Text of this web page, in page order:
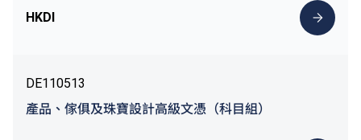
HKDI
DE110513
產品、傢俱及珠寶設計高級文憑（科目組）